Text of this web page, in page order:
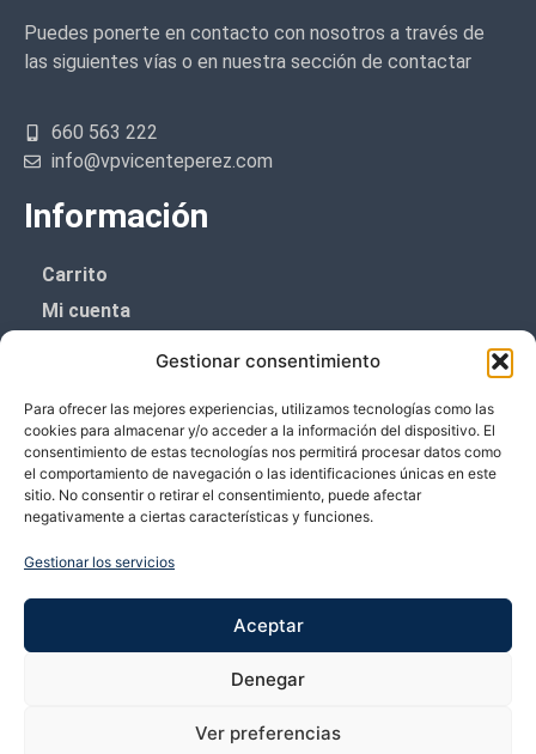
Gestionar consentimiento
Para ofrecer las mejores experiencias, utilizamos tecnologías como las
cookies para almacenar y/o acceder a la información del dispositivo. El
consentimiento de estas tecnologías nos permitirá procesar datos como
el comportamiento de navegación o las identificaciones únicas en este
sitio. No consentir o retirar el consentimiento, puede afectar
negativamente a ciertas características y funciones.
Gestionar los servicios
Aceptar
Denegar
Ver preferencias
Puedes ponerte en contacto con nosotros a través de
las siguientes vías o en nuestra sección de contactar
660 563 222
info@vpvicenteperez.com
Información
Carrito
Mi cuenta
Política de cookies (UE)
Boletín de noticias
¡¡Suscríbete y prometemos no dar mucho el
Te enviaremos sólo cosas importantes.